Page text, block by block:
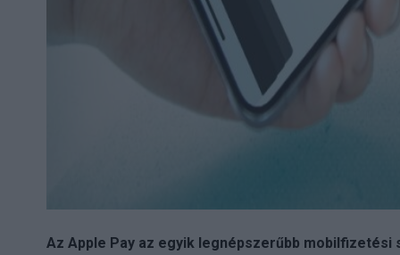
Az Apple Pay az egyik legnépszerűbb